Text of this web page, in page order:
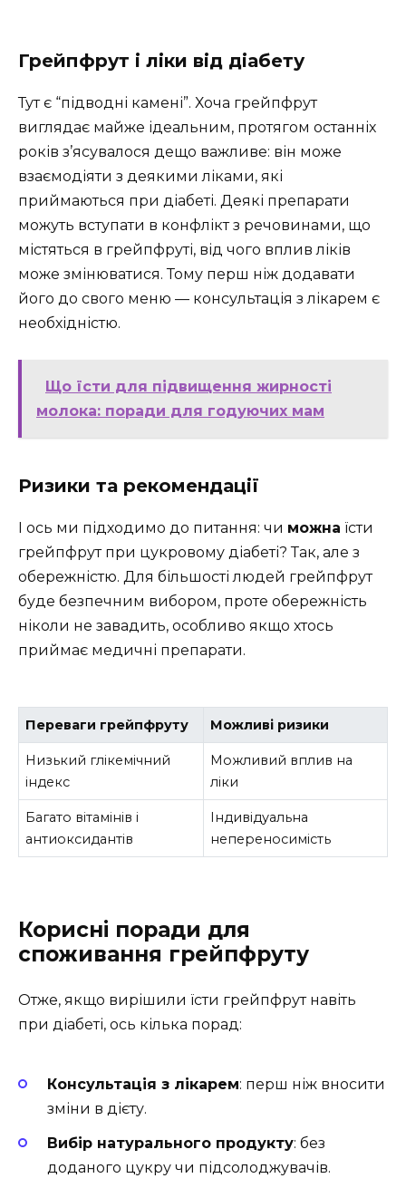
Грейпфрут і ліки від діабету
Тут є “підводні камені”. Хоча грейпфрут
виглядає майже ідеальним, протягом останніх
років з’ясувалося дещо важливе: він може
взаємодіяти з деякими ліками, які
приймаються при діабеті. Деякі препарати
можуть вступати в конфлікт з речовинами, що
містяться в грейпфруті, від чого вплив ліків
може змінюватися. Тому перш ніж додавати
його до свого меню — консультація з лікарем є
необхідністю.
Що їсти для підвищення жирності
молока: поради для годуючих мам
Ризики та рекомендації
І ось ми підходимо до питання: чи можна їсти
грейпфрут при цукровому діабеті? Так, але з
обережністю. Для більшості людей грейпфрут
буде безпечним вибором, проте обережність
ніколи не завадить, особливо якщо хтось
приймає медичні препарати.
Переваги грейпфруту Можливі ризики
Низький глікемічний
індекс
Можливий вплив на
ліки
Багато вітамінів і
антиоксидантів
Індивідуальна
непереносимість
Корисні поради для
споживання грейпфруту
Отже, якщо вирішили їсти грейпфрут навіть
при діабеті, ось кілька порад:
Консультація з лікарем: перш ніж вносити
зміни в дієту.
Вибір натурального продукту: без
доданого цукру чи підсолоджувачів.